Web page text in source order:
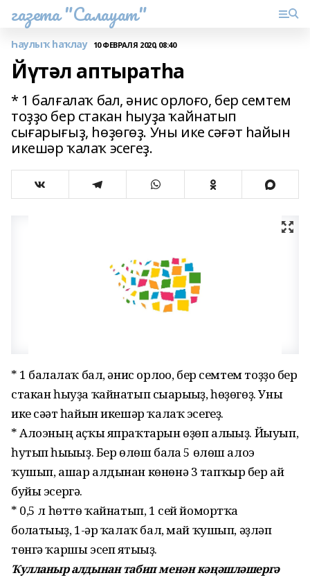
газета "Салауат"
Һаулыҡ һаҡлау 10 ФЕВРАЛЯ 2020, 08:40
Йүтәл аптыратһа
* 1 балғалаҡ бал, әнис орлоғо, бер семтем
тоҙҙо бер стакан һыуҙа ҡайнатып
сығарығыҙ, һөҙөгөҙ. Уны ике сәғәт һайын
икешәр ҡалаҡ эсегеҙ.
* 1 балғалаҡ бал, әнис орлоғо, бер семтем тоҙҙо бер
стакан һыуҙа ҡайнатып сығарығыҙ, һөҙөгөҙ. Уны
ике сәғәт һайын икешәр ҡалаҡ эсегеҙ.
* Алоэның аҫҡы япраҡтарын өҙөп алығыҙ. Йыуып,
һутып һығығыҙ. Бер өлөш балға 5 өлөш алоэ
ҡушып, ашар алдынан көнөнә 3 тапҡыр бер ай
буйы эсергә.
* 0,5 л һөттө ҡайнатып, 1 сей йомортҡа
болғатығыҙ, 1-әр ҡалаҡ бал, май ҡушып, әҙләп
төнгә ҡаршы эсеп ятығыҙ.
Ҡулланыр алдынан табип менән кәңәшләшергә